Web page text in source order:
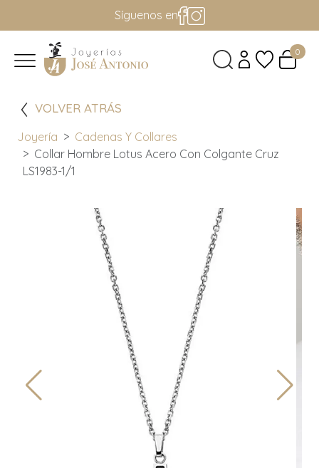
Síguenos en
0
VOLVER ATRÁS
Joyería
Cadenas Y Collares
Collar Hombre Lotus Acero Con Colgante Cruz
LS1983-1/1